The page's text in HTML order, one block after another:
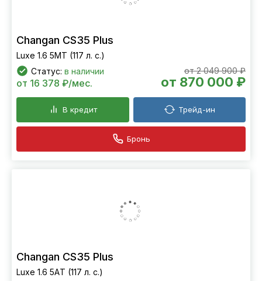
Changan CS35 Plus
Luxe 1.6 5MT (117 л. с.)
Статус: в наличии от 2 049 900 ₽
от 870 000 ₽
от 16 378 ₽/мес.
В кредит Трейд-ин
Бронь
Changan CS35 Plus
Luxe 1.6 5АT (117 л. с.)